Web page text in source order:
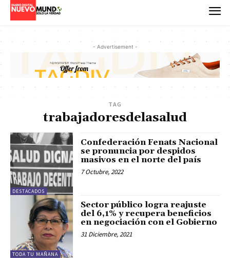
- Advertisement -
TAG
trabajadoresdelasalud
DESTACADOS
Confederación Fenats Nacional
se pronuncia por despidos
masivos en el norte del país
7 Octubre, 2022
TODA TU MAÑANA
Sector público logra reajuste
del 6,1% y recupera beneficios
en negociación con el Gobierno
31 Diciembre, 2021